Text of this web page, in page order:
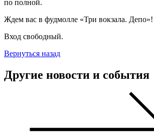
по полной.
Ждем вас в фудмолле «Три вокзала. Депо»!
Вход свободный.
Вернуться назад
Другие новости и события